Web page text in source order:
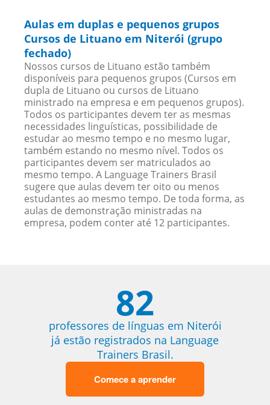
Aulas em duplas e pequenos grupos
Cursos de Lituano em Niterói (grupo
fechado)
Nossos cursos de Lituano estão também
disponíveis para pequenos grupos (Cursos em
dupla de Lituano ou cursos de Lituano
ministrado na empresa e em pequenos grupos).
Todos os participantes devem ter as mesmas
necessidades linguísticas, possibilidade de
estudar ao mesmo tempo e no mesmo lugar,
também estando no mesmo nível. Todos os
participantes devem ser matriculados ao
mesmo tempo. A Language Trainers Brasil
sugere que aulas devem ter oito ou menos
estudantes ao mesmo tempo. De toda forma, as
aulas de demonstração ministradas na
empresa, podem conter até 12 participantes.
82
professores de línguas em Niterói
já estão registrados na Language
Trainers Brasil.
Comece a aprender